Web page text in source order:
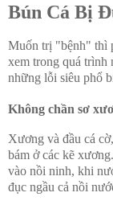
Bún Cá Bị
Muốn trị "bệnh" thì
xem trong quá trình
những lỗi siêu phổ
Không chần sơ
Xương và đầu cá
bám ở các kẽ
vào nồi ninh, khi
đục ngầu cả nồi